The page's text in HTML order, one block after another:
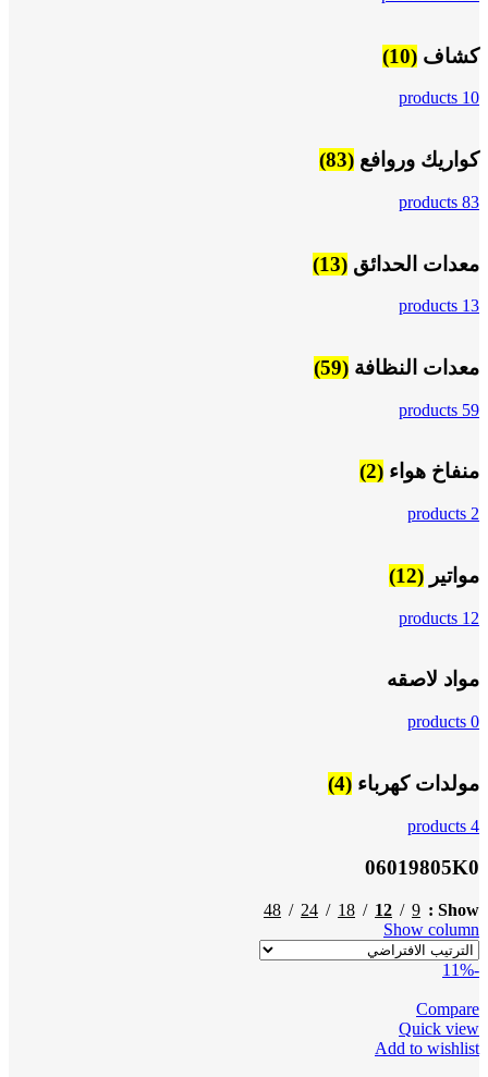
كشاف (10)
10 products
كواريك وروافع (83)
83 products
معدات الحدائق (13)
13 products
معدات النظافة (59)
59 products
منفاخ هواء (2)
2 products
مواتير (12)
12 products
مواد لاصقه
0 products
مولدات كهرباء (4)
4 products
06019805K0
Show
9
12
18
24
48
Show column
-11%
Compare
Quick view
Add to wishlist